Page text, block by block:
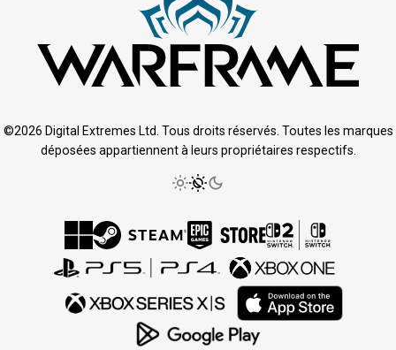
©2026 Digital Extremes Ltd. Tous droits réservés. Toutes les marques
déposées appartiennent à leurs propriétaires respectifs.